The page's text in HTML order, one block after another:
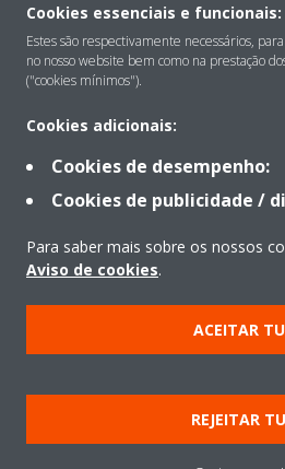
Contacto
Produtos
Copyright ©
Aviso de cookies
Ética empresarial
Cookies essenciais e funcionais:
Estes são respectivamente necessários,
no nosso website bem como na prestação
("cookies mínimos").
Cookies adicionais:
Cookies de desempenho:
Cookies de publicidade /
Para saber mais sobre os nossos
Aviso de cookies.
ACEITAR
REJEITAR